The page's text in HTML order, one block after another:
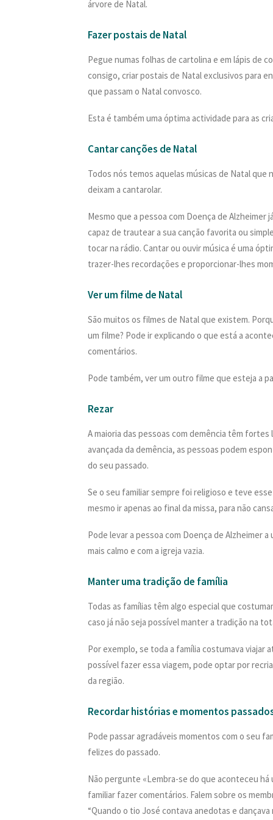
árvore de Natal.
Fazer postais de Natal
Pegue numas folhas de cartolina e em lápis de
consigo, criar postais de Natal exclusivos para
que passam o Natal convosco.
Esta é também uma óptima actividade para as
Cantar canções de Natal
Todos nós temos aquelas músicas de Natal
deixam a cantarolar.
Mesmo que a pessoa com Doença de
capaz de trautear a sua canção favorita ou
tocar na rádio. Cantar ou ouvir música é uma
trazer-lhes recordações e proporcionar-lhes
Ver um filme de Natal
São muitos os filmes de Natal que existem.
um filme? Pode ir explicando o que está a
comentários.
Pode também, ver um outro filme que esteja a
Rezar
A maioria das pessoas com demência têm
avançada da demência, as pessoas podem
do seu passado.
Se o seu familiar sempre foi religioso e teve
mesmo ir apenas ao final da missa, para não
Pode levar a pessoa com Doença de Alzheimer
mais calmo e com a igreja vazia.
Manter uma tradição de família
Todas as famílias têm algo especial que
caso já não seja possível manter a tradição na
Por exemplo, se toda a família costumava
possível fazer essa viagem, pode optar por
da região.
Recordar histórias e momentos
Pode passar agradáveis momentos com o seu
felizes do passado.
Não pergunte «Lembra-se do que aconteceu há
familiar fazer comentários. Falem sobre os
“Quando o tio José contava anedotas e